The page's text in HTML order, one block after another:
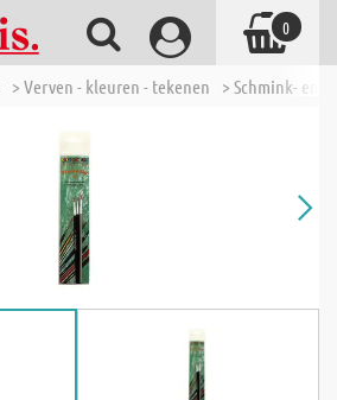
> Verven - kleuren - tekenen > Schmink- en
0